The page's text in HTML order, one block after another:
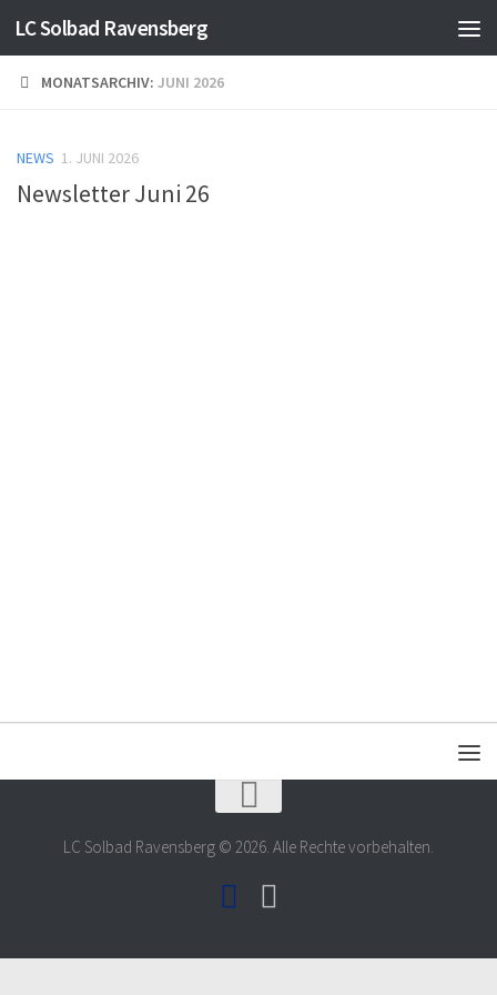
Skip to content
LC Solbad Ravensberg
MONATSARCHIV: JUNI 2026
NEWS 1. JUNI 2026
Newsletter Juni 26
LC Solbad Ravensberg © 2026. Alle Rechte vorbehalten.
>Mehr Infos<